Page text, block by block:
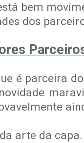
bem
dos
é parceira
arte da capa.